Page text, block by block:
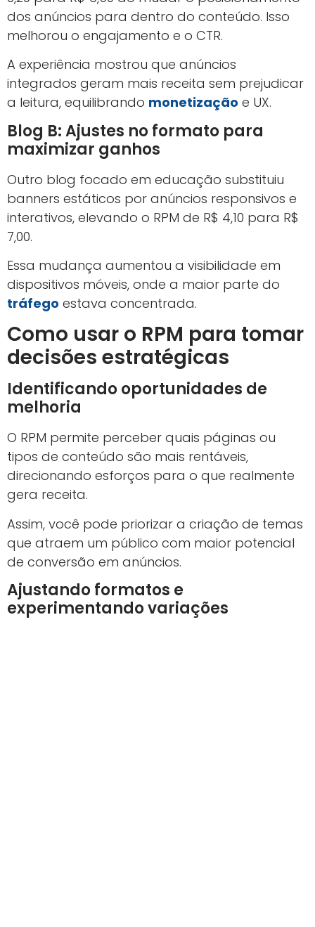
dos anúncios para dentro do conteúdo. Isso
melhorou o engajamento e o CTR.
A experiência mostrou que anúncios
integrados geram mais receita sem prejudicar
a leitura, equilibrando monetização e UX.
Blog B: Ajustes no formato para
maximizar ganhos
Outro blog focado em educação substituiu
banners estáticos por anúncios responsivos e
interativos, elevando o RPM de R$ 4,10 para R$
7,00.
Essa mudança aumentou a visibilidade em
dispositivos móveis, onde a maior parte do
tráfego estava concentrada.
Como usar o RPM para tomar
decisões estratégicas
Identificando oportunidades de
melhoria
O RPM permite perceber quais páginas ou
tipos de conteúdo são mais rentáveis,
direcionando esforços para o que realmente
gera receita.
Assim, você pode priorizar a criação de temas
que atraem um público com maior potencial
de conversão em anúncios.
Ajustando formatos e
experimentando variações